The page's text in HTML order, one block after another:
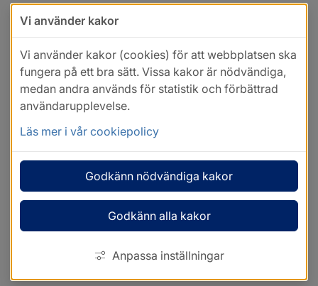
Vi använder kakor
Vi använder kakor (cookies) för att webbplatsen ska
fungera på ett bra sätt. Vissa kakor är nödvändiga,
medan andra används för statistik och förbättrad
användarupplevelse.
Läs mer i vår cookiepolicy
Godkänn nödvändiga kakor
Godkänn alla kakor
Anpassa inställningar